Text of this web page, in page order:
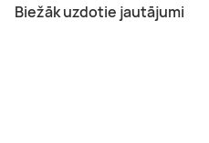
Biežāk uzdotie jautājumi